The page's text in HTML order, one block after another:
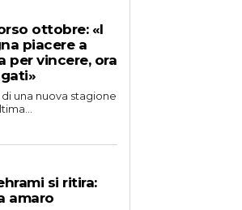
ottobre: «I
piacere a
per vincere, ora
una nuova stagione
si ritira:
amaro